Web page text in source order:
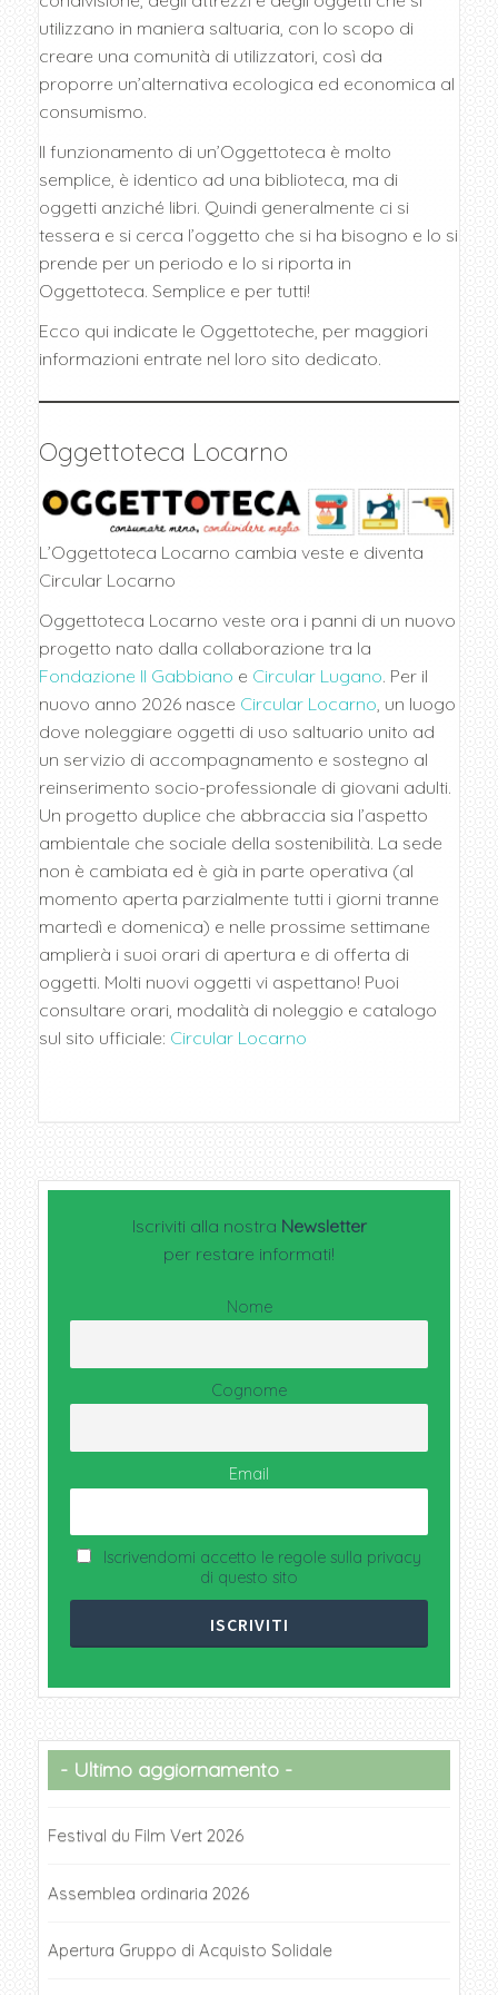
utilizzano in maniera saltuaria, con lo scopo di
creare una comunità di utilizzatori, così da
proporre un’alternativa ecologica ed economica al
consumismo.
Il funzionamento di un’Oggettoteca è molto
semplice, è identico ad una biblioteca, ma di
oggetti anziché libri. Quindi generalmente ci si
tessera e si cerca l’oggetto che si ha bisogno e lo si
prende per un periodo e lo si riporta in
Oggettoteca. Semplice e per tutti!
Ecco qui indicate le Oggettoteche, per maggiori
informazioni entrate nel loro sito dedicato.
Oggettoteca Locarno
L’Oggettoteca Locarno cambia veste e diventa
Circular Locarno
Oggettoteca Locarno veste ora i panni di un nuovo
progetto nato dalla collaborazione tra la
Fondazione Il Gabbiano e Circular Lugano. Per il
nuovo anno 2026 nasce Circular Locarno , un luogo
dove noleggiare oggetti di uso saltuario unito ad
un servizio di accompagnamento e sostegno al
reinserimento socio-professionale di giovani adulti.
Un progetto duplice che abbraccia sia l’aspetto
ambientale che sociale della sostenibilità. La sede
non è cambiata ed è già in parte operativa (al
momento aperta parzialmente tutti i giorni tranne
martedì e domenica) e nelle prossime settimane
amplierà i suoi orari di apertura e di offerta di
oggetti. Molti nuovi oggetti vi aspettano! Puoi
consultare orari, modalità di noleggio e catalogo
sul sito ufficiale: Circular Locarno
Iscriviti alla nostra Newsletter
per restare informati!
Nome
Cognome
Email
Iscrivendomi accetto le regole sulla privacy
di questo sito
Ultimo aggiornamento
Festival du Film Vert 2026
Assemblea ordinaria 2026
Apertura Gruppo di Acquisto Solidale